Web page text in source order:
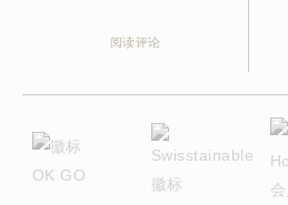
阅读评论